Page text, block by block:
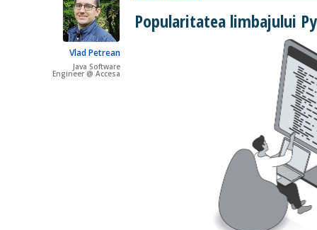
Vlad Petrean
Java Software
Engineer @ Accesa
Popularitatea limbajului